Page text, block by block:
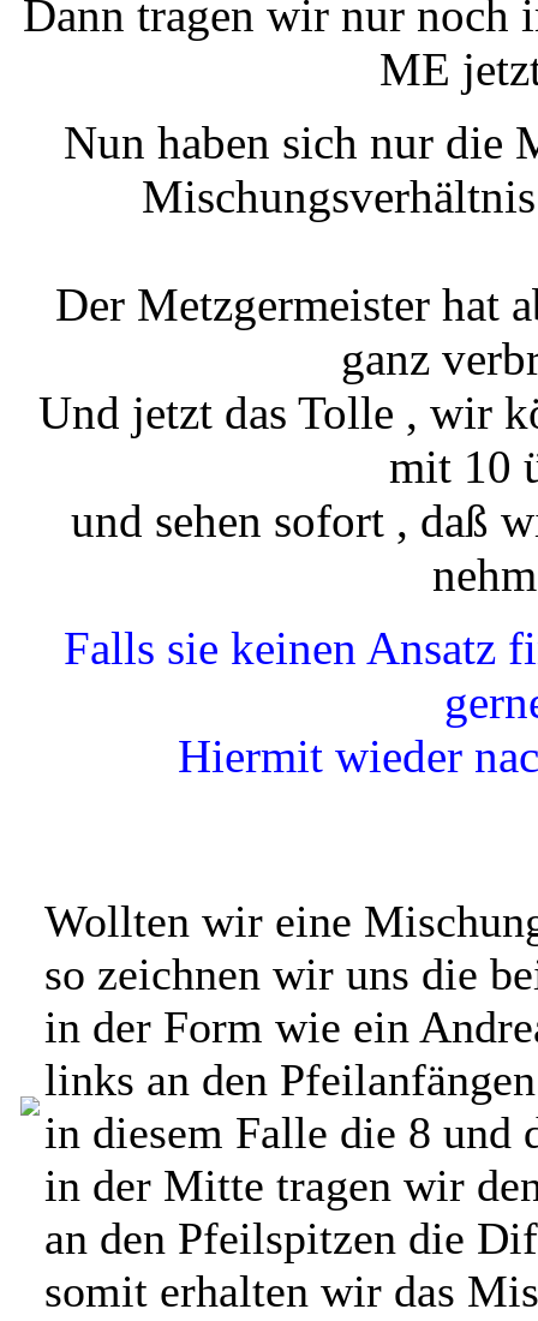
Dann tragen wir nur noch
ME
Nun haben sich nur die
Der Metzgermeister hat
ganz
Und jetzt das Tolle , wir
mit 10
und sehen sofort , daß
Falls sie keinen Ansatz
Hiermit wieder
Wollten wir eine
so zeichnen wir uns die
in der Form wie ein
links an den
in diesem Falle die 8 und
in der Mitte tragen wir
an den Pfeilspitzen die
somit erhalten wir das